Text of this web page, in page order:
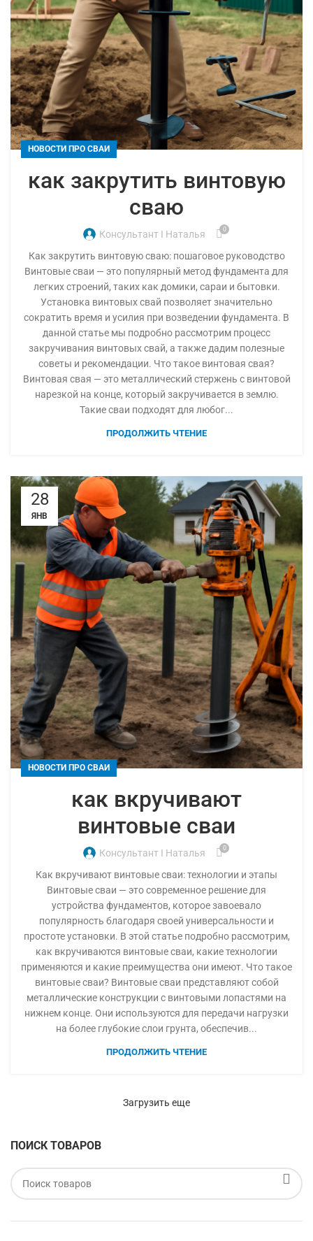
НОВОСТИ ПРО СВАИ
как закрутить винтовую
сваю
Консультант I Наталья 0
Как закрутить винтовую сваю: пошаговое руководство
Винтовые сваи — это популярный метод фундамента для
легких строений, таких как домики, сараи и бытовки.
Установка винтовых свай позволяет значительно
сократить время и усилия при возведении фундамента. В
данной статье мы подробно рассмотрим процесс
закручивания винтовых свай, а также дадим полезные
советы и рекомендации. Что такое винтовая свая?
Винтовая свая — это металлический стержень с винтовой
нарезкой на конце, который закручивается в землю.
Такие сваи подходят для любог...
ПРОДОЛЖИТЬ ЧТЕНИЕ
28
ЯНВ
НОВОСТИ ПРО СВАИ
как вкручивают
винтовые сваи
Консультант I Наталья 0
Как вкручивают винтовые сваи: технологии и этапы
Винтовые сваи — это современное решение для
устройства фундаментов, которое завоевало
популярность благодаря своей универсальности и
простоте установки. В этой статье подробно рассмотрим,
как вкручиваются винтовые сваи, какие технологии
применяются и какие преимущества они имеют. Что такое
винтовые сваи? Винтовые сваи представляют собой
металлические конструкции с винтовыми лопастями на
нижнем конце. Они используются для передачи нагрузки
на более глубокие слои грунта, обеспечив...
ПРОДОЛЖИТЬ ЧТЕНИЕ
Загрузить еще
ПОИСК ТОВАРОВ